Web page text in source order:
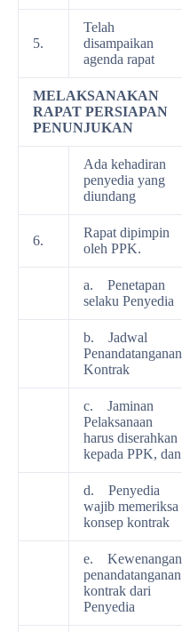
5.
Telah
disampaikan
agenda rapat
MELAKSANAKAN
RAPAT PERSIAPAN
PENUNJUKAN
Ada kehadiran
penyedia yang
diundang
6.
Rapat dipimpin
oleh PPK.
a. Penetapan
selaku Penyedia
b. Jadwal
Penandatanganan
Kontrak
c. Jaminan
Pelaksanaan
harus diserahkan
kepada PPK, dan
d. Penyedia
wajib memeriksa
konsep kontrak
e. Kewenangan
penandatanganan
kontrak dari
Penyedia